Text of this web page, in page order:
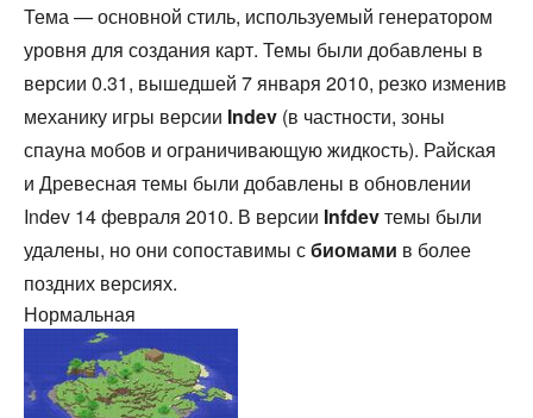
Тема — основной стиль, используемый генератором
уровня для создания карт. Темы были добавлены в
версии 0.31, вышедшей 7 января 2010, резко изменив
механику игры версии Indev (в частности, зоны
спауна мобов и ограничивающую жидкость). Райская
и Древесная темы были добавлены в обновлении
Indev 14 февраля 2010. В версии Infdevтемы были
удалены, но они сопоставимы сбиомами в более
поздних версиях.
Нормальная